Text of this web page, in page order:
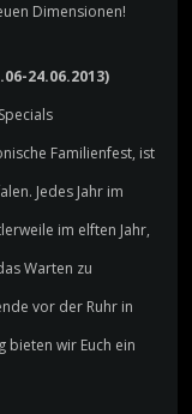
Dimensionen!
24.06.2013)
Familienfest, ist
Jedes Jahr im
im elften Jahr,
Warten zu
vor der Ruhr in
bieten wir Euch ein